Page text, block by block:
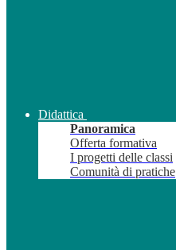
Didattica
Panoramica
Offerta formativa
I progetti delle classi
Comunità di pratiche